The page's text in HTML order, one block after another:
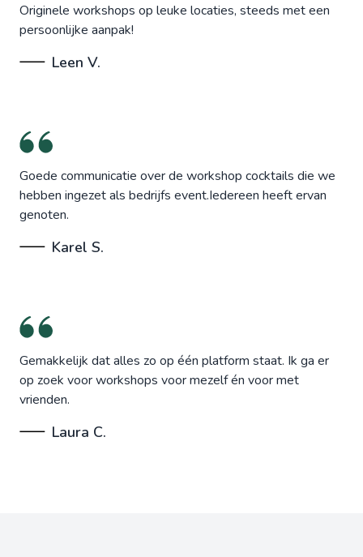
Originele workshops op leuke locaties, steeds met een
persoonlijke aanpak!
Leen V.
Goede communicatie over de workshop cocktails die we
hebben ingezet als bedrijfs event.Iedereen heeft ervan
genoten.
Karel S.
Gemakkelijk dat alles zo op één platform staat. Ik ga er
op zoek voor workshops voor mezelf én voor met
vrienden.
Laura C.